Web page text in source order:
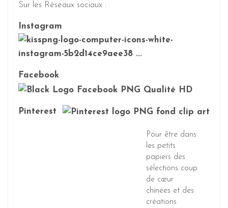
Sur les Réseaux sociaux :
Instagram
Facebook
Pinterest
Pour être dans
les petits
papiers des
sélections coup
de cœur
chinées et des
créations